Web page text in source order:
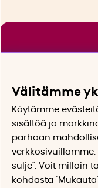
Välitämme
Käytämme
sisältöä ja
parhaan
verkkosivuillamme.
sulje". Voit milloin
kohdasta